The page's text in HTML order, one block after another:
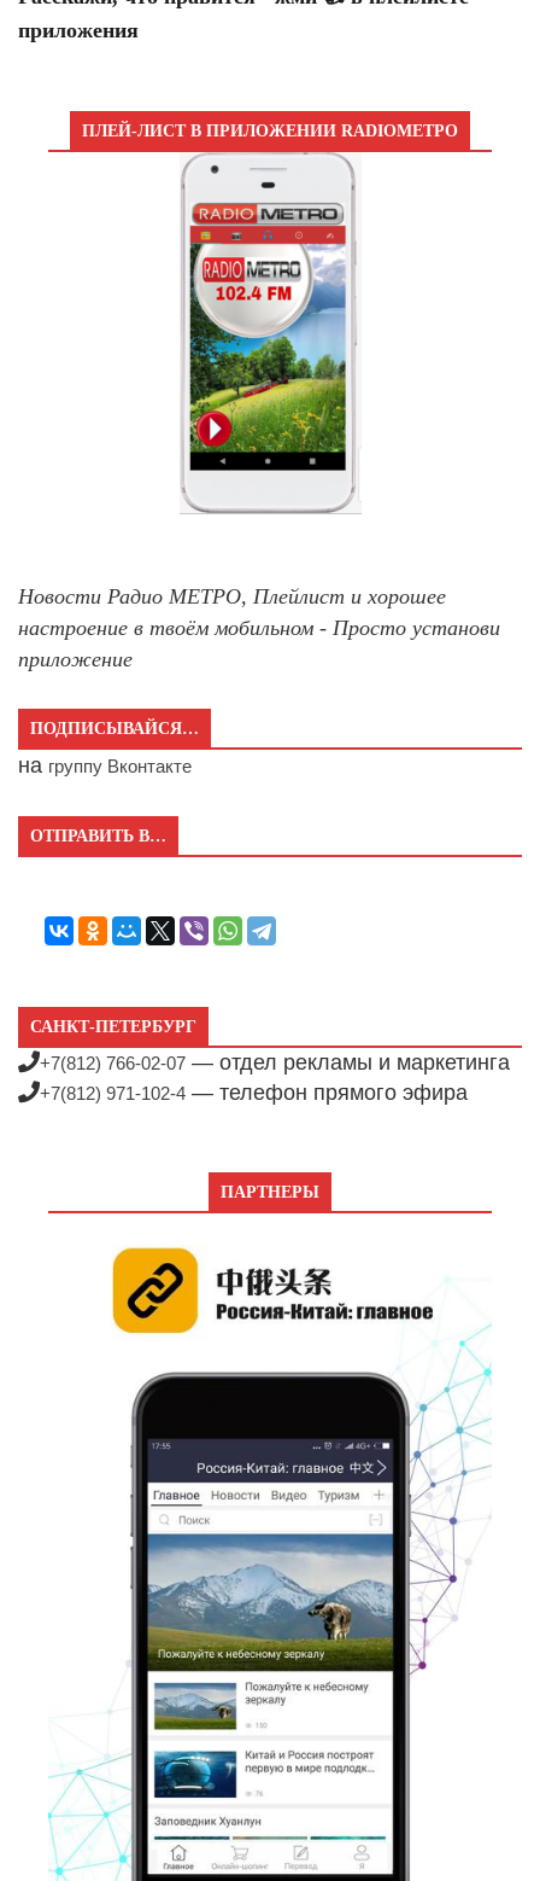
приложения
ПЛЕЙ-ЛИСТ В ПРИЛОЖЕНИИ RADIOМЕТРО
Новости Радио МЕТРО, Плейлист и хорошее
настроение в твоём мобильном - Просто установи
приложение
ПОДПИСЫВАЙСЯ…
на группу Вконтакте
ОТПРАВИТЬ В…
САНКТ-ПЕТЕРБУРГ
+7(812) 766-02-07 — отдел рекламы и маркетинга
+7(812) 971-102-4 — телефон прямого эфира
ПАРТНЕРЫ